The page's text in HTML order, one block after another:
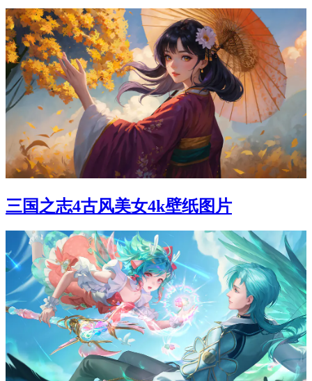
三国之志4古风美女4k壁纸图片